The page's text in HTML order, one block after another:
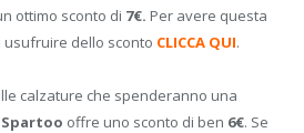
ottimo sconto di 7€. Per avere questa
dello sconto CLICCA QUI.
calzature che spenderanno una
Spartoo offre uno sconto di ben 6€. Se